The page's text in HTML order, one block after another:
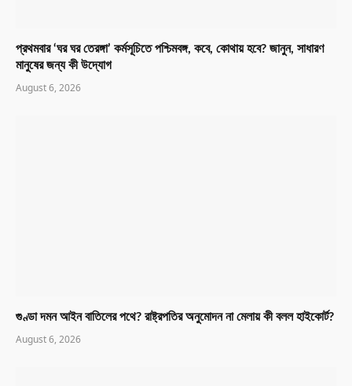
প্রথমবার ‘ঘর ঘর তেরঙ্গা’ কর্মসূচিতে পশ্চিমবঙ্গ, কবে, কোথায় হবে? জানুন, সাধারণ
মানুষের জন্য কী উদ্যোগ
August 6, 2026
গুণ্ডা দমন আইন বাতিলের পথে? রাষ্ট্রপতির অনুমোদন না মেলায় কী বলল হাইকোর্ট?
August 6, 2026